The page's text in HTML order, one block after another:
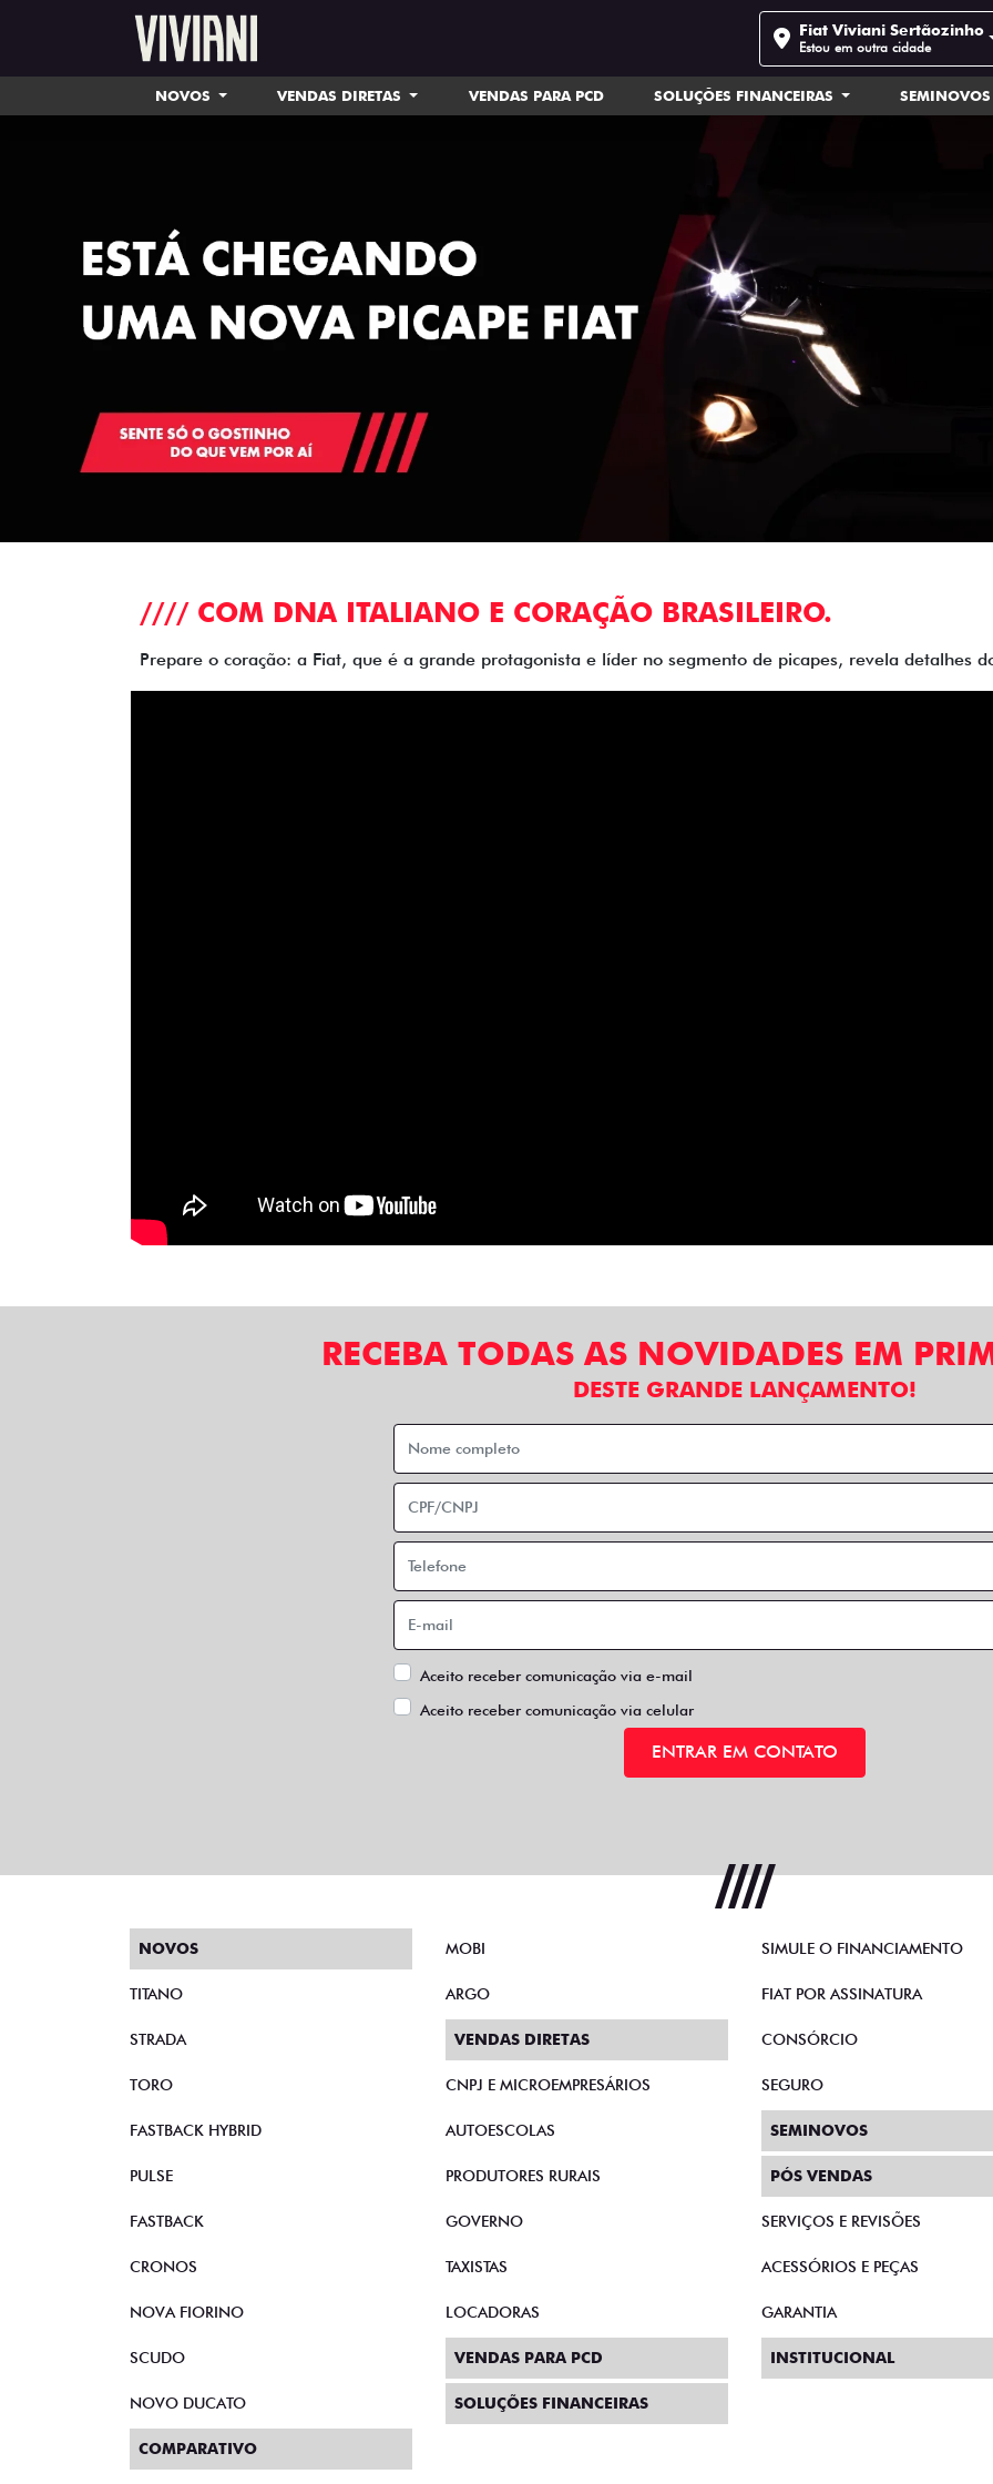
Fiat Viviani Sertãozinho
Estou em outra cidade
NOVOS VENDAS DIRETAS VENDAS PARA PCD SOLUÇÕES FINANCEIRAS SEMINOVOS
//// COM DNA ITALIANO E CORAÇÃO BRASILEIRO.
Prepare o coração: a Fiat, que é a grande protagonista e líder no segmento de picapes, revela detalhes
RECEBA TODAS AS NOVIDADES EM
DESTE GRANDE LANÇAMENTO!
Aceito receber comunicação via e-mail
Aceito receber comunicação via celular
ENTRAR EM CONTATO
NOVOS
TITANO
STRADA
TORO
FASTBACK HYBRID
PULSE
FASTBACK
CRONOS
NOVA FIORINO
SCUDO
NOVO DUCATO
MOBI
ARGO
VENDAS DIRETAS
CNPJ E MICROEMPRESÁRIOS
AUTOESCOLAS
PRODUTORES RURAIS
GOVERNO
TAXISTAS
LOCADORAS
VENDAS PARA PCD
SOLUÇÕES FINANCEIRAS
SIMULE O FINANCIAMENTO
FIAT POR ASSINATURA
CONSÓRCIO
SEGURO
SEMINOVOS
PÓS VENDAS
SERVIÇOS E REVISÕES
ACESSÓRIOS E PEÇAS
GARANTIA
INSTITUCIONAL
COMPARATIVO